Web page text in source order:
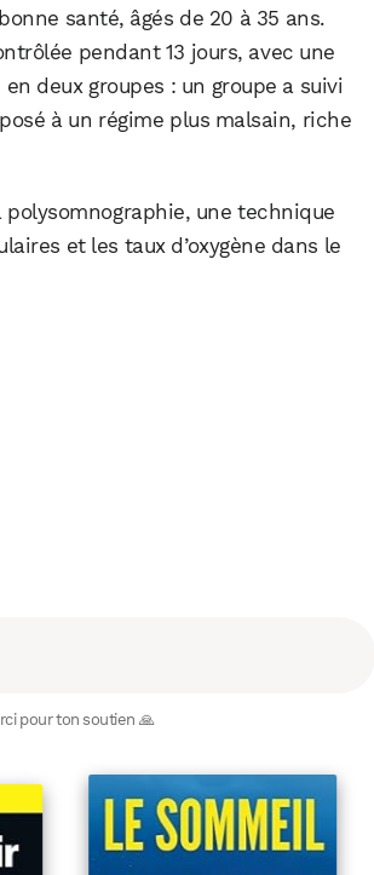
santé, âgés de 20 à 35 ans.
pendant 13 jours, avec une
deux groupes : un groupe a suivi
à un régime plus malsain, riche
polysomnographie, une technique
et les taux d’oxygène dans le
pour ton soutien 🙏